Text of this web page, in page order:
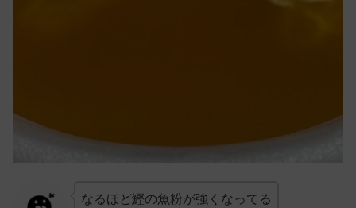
なるほど鰹の魚粉が強くなってる